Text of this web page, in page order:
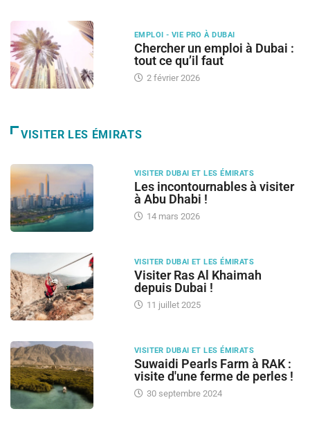
EMPLOI - VIE PRO À DUBAI
Chercher un emploi à Dubai :
tout ce qu’il faut
2 février 2026
VISITER LES ÉMIRATS
VISITER DUBAI ET LES ÉMIRATS
Les incontournables à visiter
à Abu Dhabi !
14 mars 2026
VISITER DUBAI ET LES ÉMIRATS
Visiter Ras Al Khaimah
depuis Dubai !
11 juillet 2025
VISITER DUBAI ET LES ÉMIRATS
Suwaidi Pearls Farm à RAK :
visite d'une ferme de perles !
30 septembre 2024